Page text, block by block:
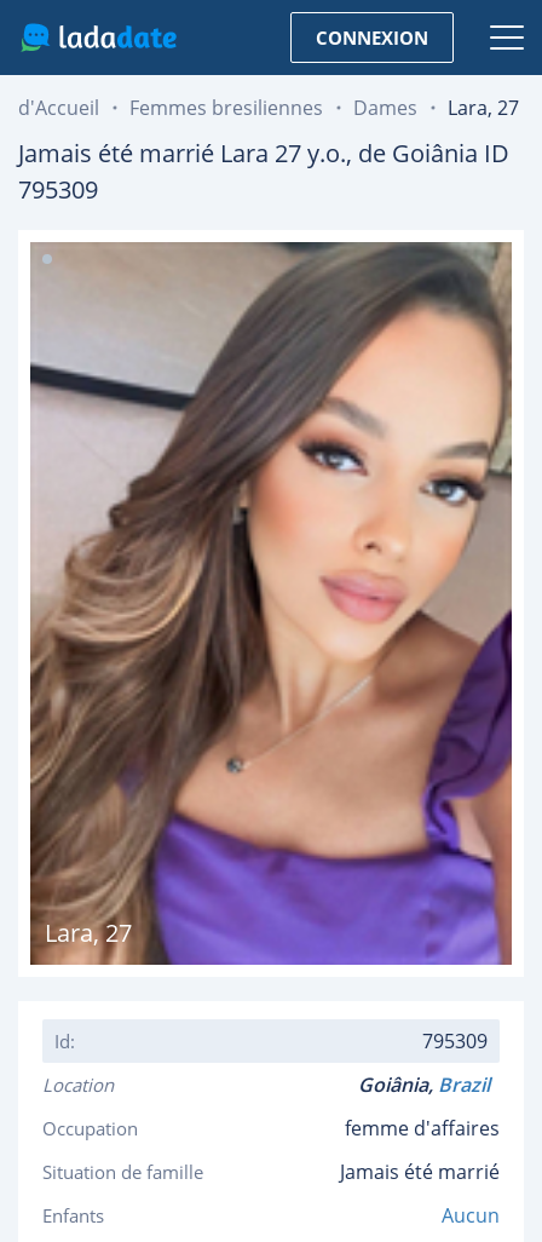
CONNEXION
d'Accueil Femmes bresiliennes Dames Lara, 27
Jamais été marrié Lara 27y.o., de Goiânia ID
795309
Lara,27
Id: 795309
Location Goiânia, Brazil
Occupation femme d'affaires
Situation de famille Jamais été marrié
Enfants Aucun